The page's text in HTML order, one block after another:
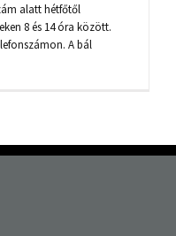
alatt hétfőtől
8 és 14 óra között.
A bál